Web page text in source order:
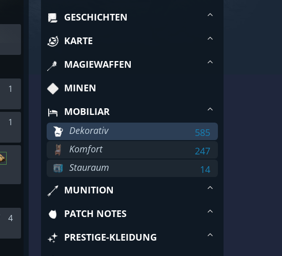
1
1
4
GESCHICHTEN
KARTE
MAGIEWAFFEN
MINEN
MOBILIAR
Dekorativ
585
Komfort
247
Stauraum
14
MUNITION
PATCH NOTES
PRESTIGE-KLEIDUNG